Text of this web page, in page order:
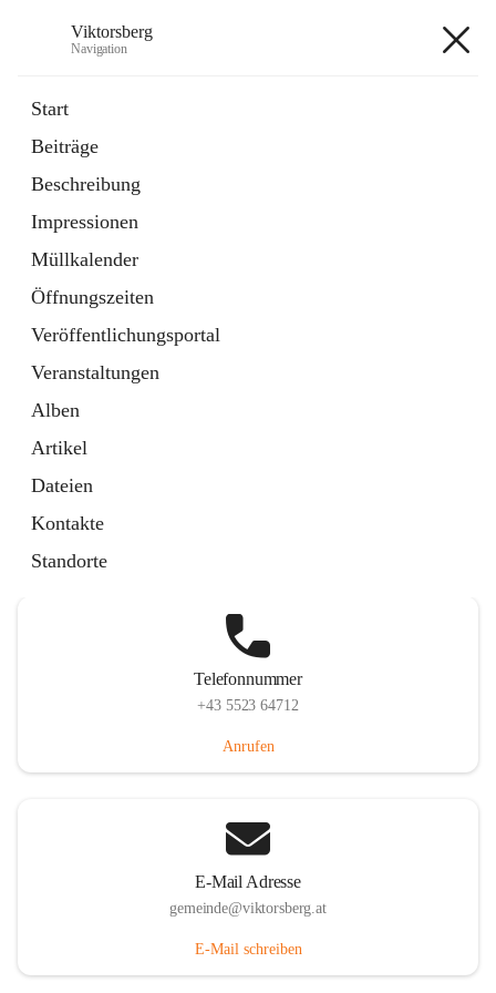
Viktorsberg
Navigation
Start
Beiträge
Beschreibung
Impressionen
Müllkalender
Öffnungszeiten
Veröffentlichungsportal
Veranstaltungen
Alben
Artikel
Dateien
Kontakte
Standorte
1 Schnellzugriff
Bürgerservice
10 Schnellzugriffe
Telefonnummer
+43 5523 64712
Anrufen
E-Mail Adresse
gemeinde@viktorsberg.at
E-Mail schreiben